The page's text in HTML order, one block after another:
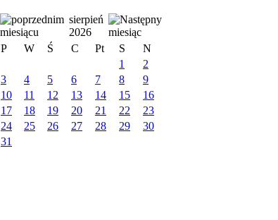
sierpień
2026
P
W Ś C Pt S
N
1
2
3
4 5 6 7 8
9
10
11 12 13 14 15
16
17
18 19 20 21 22
23
24
25 26 27 28 29
30
31